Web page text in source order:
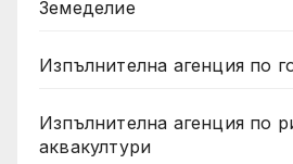
Земеделие
Изпълнителна агенция по
Изпълнителна агенция по
аквакултури